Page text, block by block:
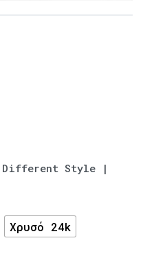
Different Style |
Χρυσό 24k